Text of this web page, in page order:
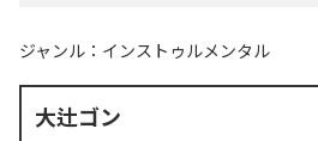
ジャンル： インストゥルメンタル
大辻ゴン